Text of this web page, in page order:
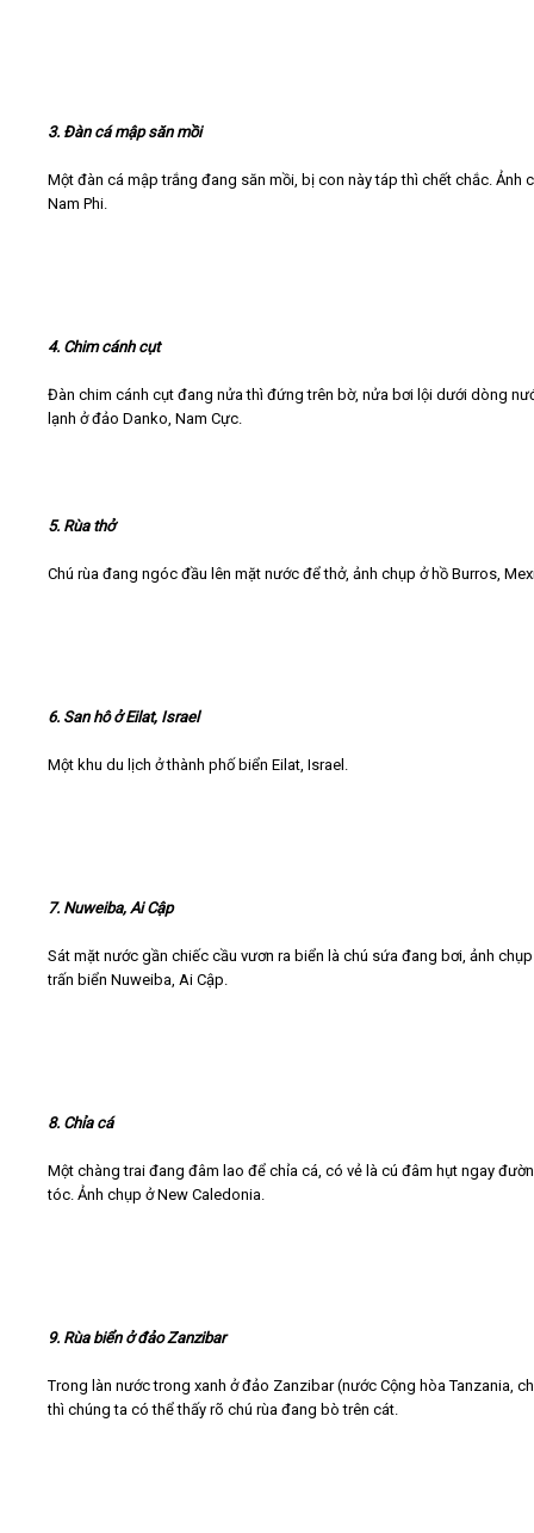
3. Đàn cá mập săn mồi
Một đàn cá mập trắng đang săn mồi, bị con này táp thì chết chắc. Ảnh
Nam Phi.
4. Chim cánh cụt
Đàn chim cánh cụt đang nửa thì đứng trên bờ, nửa bơi lội dưới dòng
lạnh ở đảo Danko, Nam Cực.
5. Rùa thở
Chú rùa đang ngóc đầu lên mặt nước để thở, ảnh chụp ở hồ Burros,
6. San hô ở Eilat, Israel
Một khu du lịch ở thành phố biển Eilat, Israel.
7. Nuweiba, Ai Cập
Sát mặt nước gần chiếc cầu vươn ra biển là chú sứa đang bơi, ảnh
trấn biển Nuweiba, Ai Cập.
8. Chỉa cá
Một chàng trai đang đâm lao để chỉa cá, có vẻ là cú đâm hụt ngay
tóc. Ảnh chụp ở New Caledonia.
9. Rùa biển ở đảo Zanzibar
Trong làn nước trong xanh ở đảo Zanzibar (nước Cộng hòa Tanzania,
thì chúng ta có thể thấy rõ chú rùa đang bò trên cát.